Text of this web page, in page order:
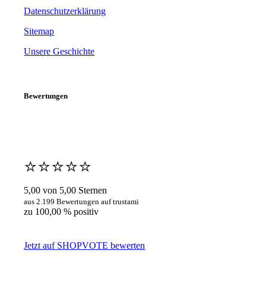
Datenschutzerklärung
Sitemap
Unsere Geschichte
Bewertungen
⭐️⭐️⭐️⭐️⭐️
5,00 von 5,00 Sternen
aus 2.199 Bewertungen auf trustami
zu 100,00 % positiv
Jetzt auf SHOPVOTE bewerten